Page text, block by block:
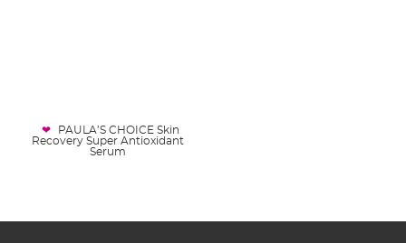
PAULA’S CHOICE Skin
Recovery Super Antioxidant
Serum